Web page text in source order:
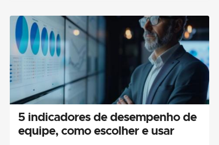
5 indicadores de desempenho de
equipe, como escolher e usar